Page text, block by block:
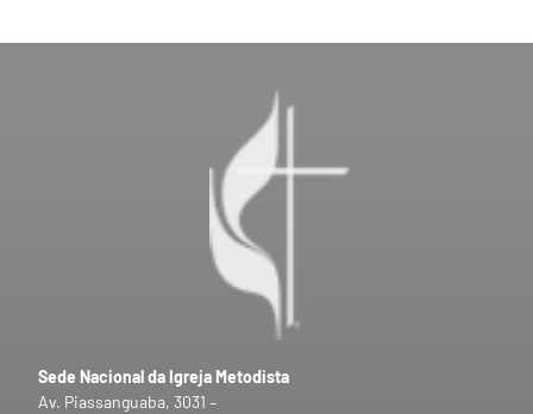
Sede Nacional da Igreja Metodista
Av. Piassanguaba, 3031 –